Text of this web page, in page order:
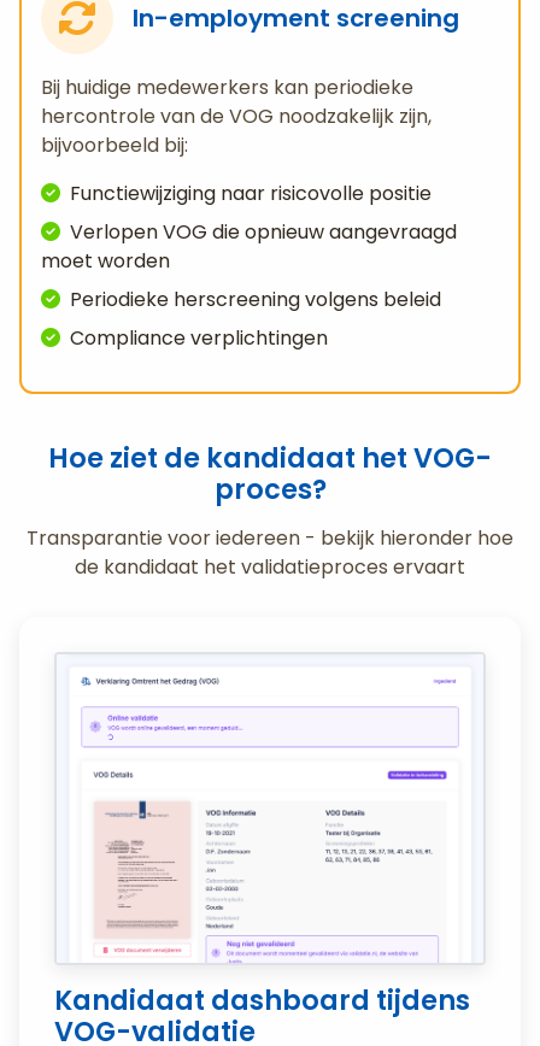
In-employment screening
Bij huidige medewerkers kan periodieke
hercontrole van de VOG noodzakelijk zijn,
bijvoorbeeld bij:
Functiewijziging naar risicovolle positie
Verlopen VOG die opnieuw aangevraagd
moet worden
Periodieke herscreening volgens beleid
Compliance verplichtingen
Hoe ziet de kandidaat het VOG-
proces?
Transparantie voor iedereen - bekijk hieronder hoe
de kandidaat het validatieproces ervaart
Kandidaat dashboard tijdens
VOG-validatie